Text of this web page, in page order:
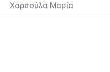
Χαρσούλα Μαρία